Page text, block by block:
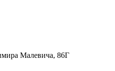
Малевича, 86Г